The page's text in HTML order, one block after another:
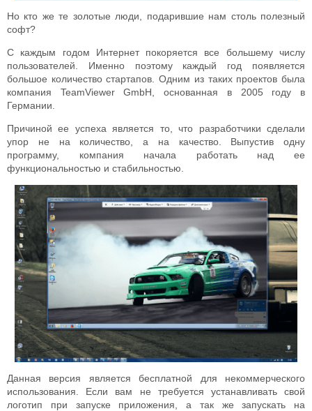
Но кто же те золотые люди, подарившие нам столь полезный
софт?
С каждым годом Интернет покоряется все большему числу
пользователей. Именно поэтому каждый год появляется
большое количество стартапов. Одним из таких проектов была
компания TeamViewer GmbH, основанная в 2005 году в
Германии.
Причиной ее успеха является то, что разработчики сделали
упор не на количество, а на качество. Выпустив одну
программу, компания начала работать над ее
функциональностью и стабильностью.
Данная версия является бесплатной для некоммерческого
использования. Если вам не требуется устанавливать свой
логотип при запуске приложения, а так же запускать на